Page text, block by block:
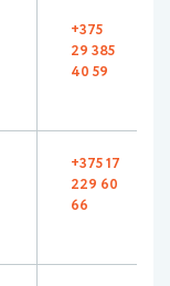
+375
29 385
40 59
+375 17
229 60
66